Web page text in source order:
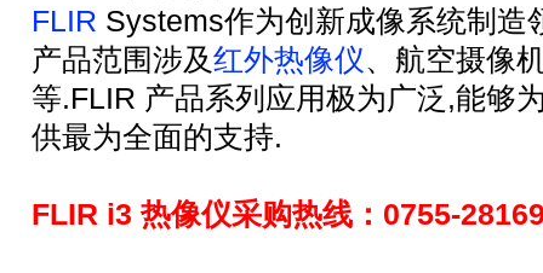
FLIR Systems作为创新成像系统制造
产品范围涉及红外热像仪、航空摄像
等.FLIR 产品系列应用极为广泛,能够
供最为全面的支持.
FLIR i3 热像仪采购热线：0755-